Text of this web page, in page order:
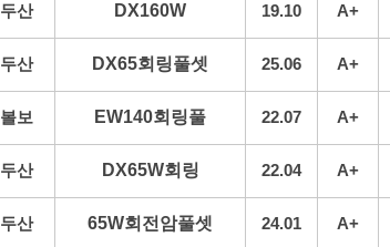
두산 DX160W 19.10 A+
두산 DX65회링풀셋 25.06 A+
볼보 EW140회링풀 22.07 A+
두산 DX65W회링 22.04 A+
두산 65W회전암풀셋 24.01 A+